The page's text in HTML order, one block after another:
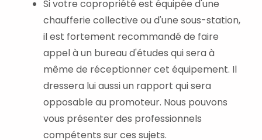
Si votre copropriété est équipée d'une
chaufferie collective ou d'une sous-station,
il est fortement recommandé de faire
appel à un bureau d'études qui sera à
même de réceptionner cet équipement. Il
dressera lui aussi un rapport qui sera
opposable au promoteur. Nous pouvons
vous présenter des professionnels
compétents sur ces sujets.